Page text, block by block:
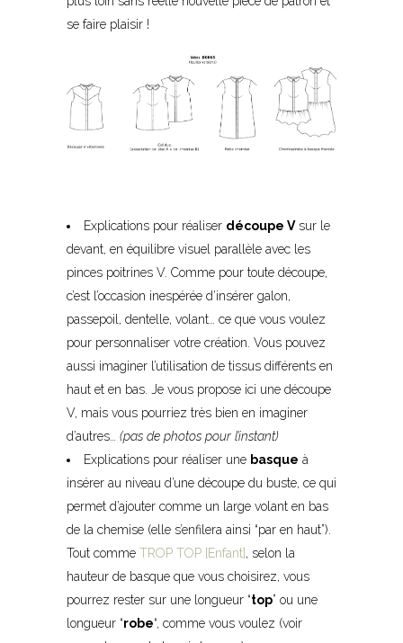
se faire plaisir !
Explications pour réaliser découpe Vsur le
devant, en équilibre visuel parallèle avec les
pinces poitrines V. Comme pour toute découpe,
c’est l’occasion inespérée d’insérer galon,
passepoil, dentelle, volant… ce que vous voulez
pour personnaliser votre création. Vous pouvez
aussi imaginer l’utilisation de tissus différents en
haut et en bas. Je vous propose ici une découpe
V, mais vous pourriez très bien en imaginer
d’autres… (pas de photos pour l’instant)
Explications pour réaliser une basque à
insérer au niveau d’une découpe du buste, ce qui
permet d’ajouter comme un large volant en bas
de la chemise (elle s’enfilera ainsi “par en haut”).
Tout comme TROP TOP [Enfant], selon la
hauteur de basque que vous choisirez, vous
pourrez rester sur une longueur “top” ou une
longueur “robe“, comme vous voulez (voir